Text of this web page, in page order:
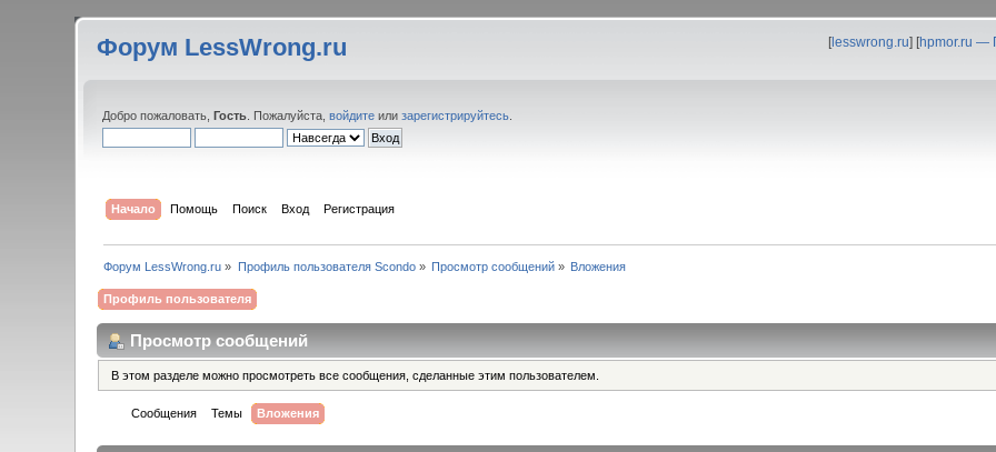
Форум LessWrong.ru [lesswrong.ru] [hpmor.ru
Добро пожаловать,Гость . Пожалуйста,войдите илизарегистрируйтесь
Начало Помощь Поиск Вход Регистрация
Форум LessWrong.ru » Профиль пользователя Scondo» Просмотр сообщений » Вложения
Профиль пользователя
Просмотр сообщений
В этом разделе можно просмотреть все сообщения, сделанные этим пользователем.
Сообщения Темы Вложения